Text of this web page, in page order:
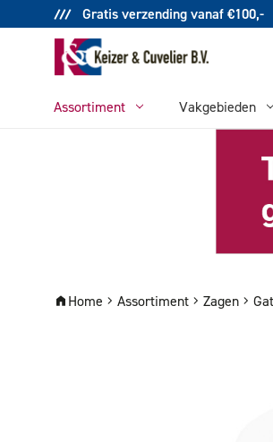
Gratis verzending vanaf €100,-
Assortiment Vakgebieden
Home Assortiment Zagen